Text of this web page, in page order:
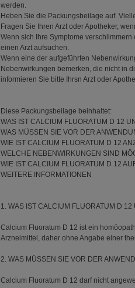
werden.
Heben Sie die Packungsbeilage auf.
Fragen Sie Ihren Arzt oder Apotheker,
Wenn sich Ihre Symptome
einen Arzt aufsuchen.
Wenn eine der aufgeführten
Nebenwirkungen bemerken, die nicht in
informieren Sie bitte Ihrsn Arzt oder
Diese Packungsbeilage beinhaltet:
WAS IST CALCIUM FLUORATUM D 12
WAS MÜSSEN SIE VOR DER
WIE IST CALCIUM FLUORATUM D 12
WELCHE NEBENWIRKUNGEN SIND
WIE IST CALCIUM FLUORATUM D 12
WEITERE INFORMATIONEN
1. WAS IST CALCIUM FLUORATUM D
Calcium Fluoratum D 12 ist ein
Arzneimittel, daher ohne Angabe einer
2. WAS MÜSSEN SIE VOR DER
Calcium Fluoratum D 12 darf nicht